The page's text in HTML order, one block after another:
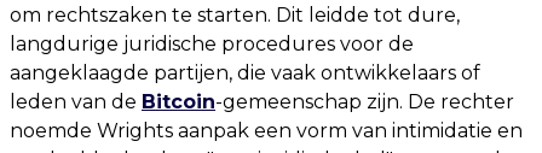
om rechtszaken te starten. Dit leidde tot dure,
langdurige juridische procedures voor de
aangeklaagde partijen, die vaak ontwikkelaars of
leden van de Bitcoin-gemeenschap zijn. De rechter
noemde Wrights aanpak een vorm van intimidatie en